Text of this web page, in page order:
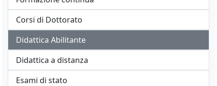
Corsi di Dottorato
Didattica Abilitante
Didattica a distanza
Esami di stato